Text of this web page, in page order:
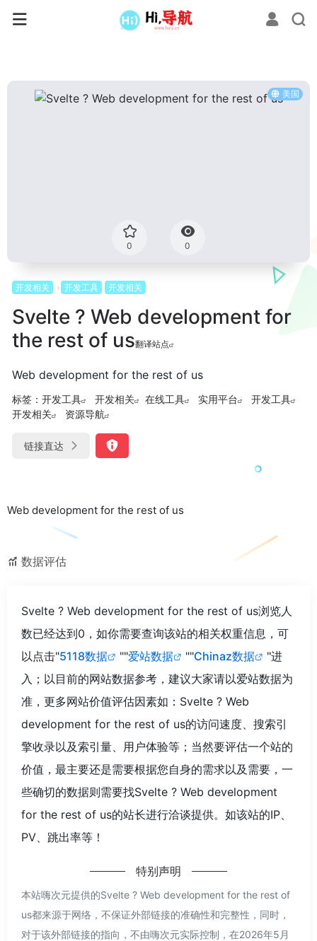
美国
0 0
开发相关 开发工具 开发相关
Svelte ? Web development for
the rest of us翻译站点
Web development for the rest of us
标签： 开发工具 开发相关 在线工具 实用平台
开发工具
开发相关
资源导航
链接直达
Web development for the rest of us
数据评估
Svelte ? Web development for the rest of us浏览人
数已经达到0，如你需要查询该站的相关权重信息，可
以点击"5118数据 ""爱站数据 ""Chinaz数据
"进
入；以目前的网站数据参考，建议大家请以爱站数据为
准，更多网站价值评估因素如：Svelte ? Web
development for the rest of us的访问速度、搜索引
擎收录以及索引量、用户体验等；当然要评估一个站的
价值，最主要还是需要根据您自身的需求以及需要，一
些确切的数据则需要找Svelte ? Web development
for the rest of us的站长进行洽谈提供。如该站的IP、
PV、跳出率等！
特别声明
本站嗨次元提供的Svelte ? Web development for the rest of
us都来源于网络，不保证外部链接的准确性和完整性，同时，
对于该外部链接的指向，不由嗨次元实际控制，在2026年5月